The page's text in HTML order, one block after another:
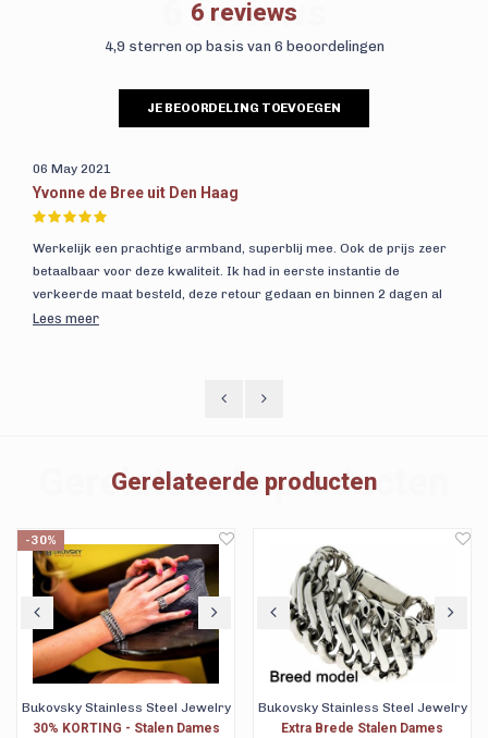
6 reviews
6 reviews
4,9 sterren op basis van 6 beoordelingen
JE BEOORDELING TOEVOEGEN
06 May 2021
Yvonne de Bree uit Den Haag
Werkelijk een prachtige armband, superblij mee. Ook de prijs zeer
betaalbaar voor deze kwaliteit. Ik had in eerste instantie de
verkeerde maat besteld, deze retour gedaan en binnen 2 dagen al
mijn geld terug. Supersnelle en duidelijke service. Bestellen was
Lees meer
Gerelateerde producten
Gerelateerde producten
Bukovsky Stainless Steel Jewelry
Extra Brede Stalen Dames
Stalen Philippe Constance Horloge
Philippe Constance Stalen